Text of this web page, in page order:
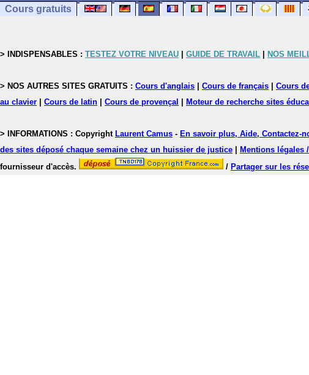
Cours gratuits
> INDISPENSABLES : TESTEZ VOTRE NIVEAU GUIDE DE TRAVAIL NOS
> NOS AUTRES SITES GRATUITS : Cours d'anglais Cours de français Cours
au clavier
Cours de latin Cours de provençal Moteur de recherche sites
> INFORMATIONS : Copyright Laurent Camus - En savoir plus, Aide, Contactez-
des sites déposé chaque semaine chez un huissier de justice
Mentions légales
fournisseur d'accès.
/ Partager sur les